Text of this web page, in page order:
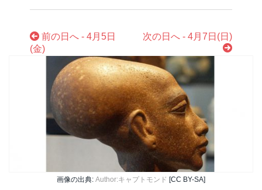
前の日へ - 4月5日
(金)
次の日へ - 4月7日(日)
画像の出典: Author:キャプトモンド [CC BY-SA]